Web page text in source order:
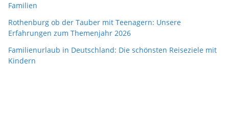
Familien
Rothenburg ob der Tauber mit Teenagern: Unsere
Erfahrungen zum Themenjahr 2026
Familienurlaub in Deutschland: Die schönsten Reiseziele mit
Kindern